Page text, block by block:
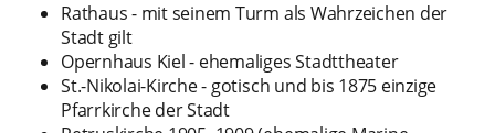
Rathaus - mit seinem Turm als Wahrzeichen der
Stadt gilt
Opernhaus Kiel - ehemaliges Stadttheater
St.-Nikolai-Kirche - gotisch und bis 1875 einzige
Pfarrkirche der Stadt